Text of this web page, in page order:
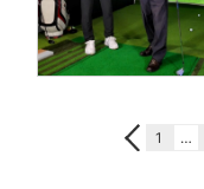
1 …